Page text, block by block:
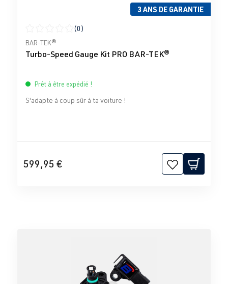
3 ANS DE GARANTIE
Note moyenne de 0 sur 5 étoiles
(0)
BAR-TEK®
Turbo-Speed Gauge Kit PRO BAR-TEK®
Prêt à être expédié !
S'adapte à coup sûr à ta voiture !
599,95 €